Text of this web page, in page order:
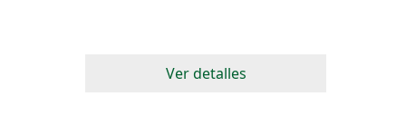
Ver detalles